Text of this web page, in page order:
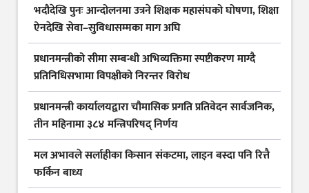
भदौदेखि पुनः आन्दोलनमा उत्रने शिक्षक महासंघको घोषणा, शिक्षा
ऐनदेखि सेवा–सुविधासम्मका माग अघि
प्रधानमन्त्रीको सीमा सम्बन्धी अभिव्यक्तिमा स्पष्टीकरण माग्दै
प्रतिनिधिसभामा विपक्षीको निरन्तर विरोध
प्रधानमन्त्री कार्यालयद्वारा चौमासिक प्रगति प्रतिवेदन सार्वजनिक,
तीन महिनामा ३८४ मन्त्रिपरिषद् निर्णय
मल अभावले सर्लाहीका किसान संकटमा, लाइन बस्दा पनि रित्तै
फर्किन बाध्य